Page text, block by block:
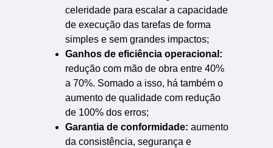
celeridade para escalar a capacidade
de execução das tarefas de forma
simples e sem grandes impactos;
Ganhos de eficiência operacional:
redução com mão de obra entre 40%
a 70%. Somado a isso, há também o
aumento de qualidade com redução
de 100% dos erros;
Garantia de conformidade: aumento
da consistência, segurança e